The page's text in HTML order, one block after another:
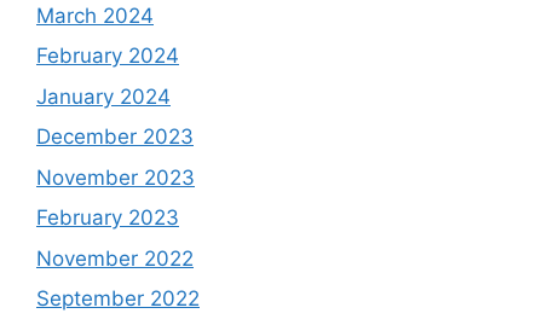
March 2024
February 2024
January 2024
December 2023
November 2023
February 2023
November 2022
September 2022